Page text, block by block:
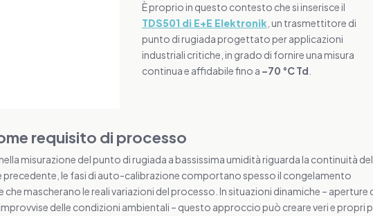
È proprio in questo contesto che si inserisce il
TDS501 di E+E Elektronik , un trasmettitore di
punto di rugiada progettato per applicazioni
industriali critiche, in grado di fornire una misura
continua e affidabile fino a –70 °C Td
requisito di processo
misurazione del punto di rugiada a bassissima umidità riguarda la continuità del
precedente, le fasi di auto-calibrazione comportano spesso il congelamento
che mascherano le reali variazioni del processo. In situazioni dinamiche – aperture
delle condizioni ambientali – questo approccio può creare veri e propri